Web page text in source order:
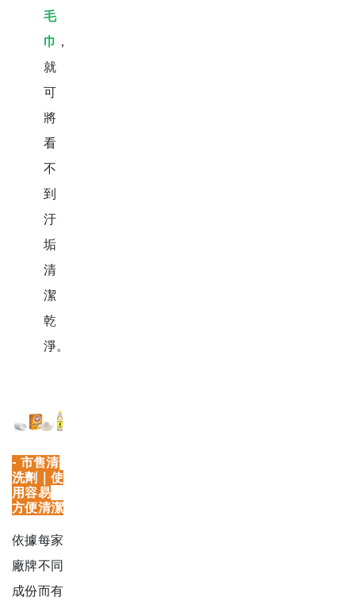
毛
巾 ，
就
可
將
看
不
到
汙
垢
清
潔
乾
淨。
- 市售清
洗劑｜使
用容易
方便清潔
依據每家
廠牌不同
成份而有